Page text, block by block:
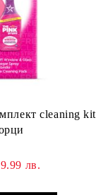
cleaning kit
лв.